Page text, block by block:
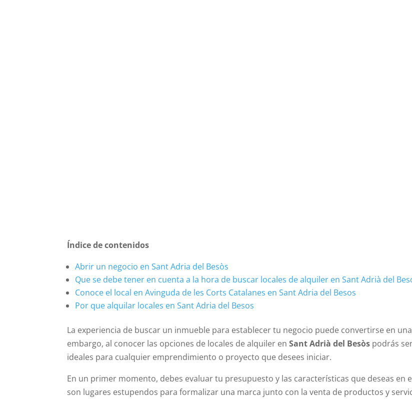
Índice de contenidos
Abrir un negocio en Sant Adria del Besòs
Que se debe tener en cuenta a la hora de buscar locales de alquiler en Sant Adrià del
Conoce el local en Avinguda de les Corts Catalanes en Sant Adria del Besos
Por que alquilar locales en Sant Adria del Besos
La experiencia de buscar un inmueble para establecer tu negocio puede convertirse en
embargo, al conocer las opciones de locales de alquiler enSant Adrià del Besòs podrás
ideales para cualquier emprendimiento o proyecto que desees iniciar.
En un primer momento, debes evaluar tu presupuesto y las características que deseas en
son lugares estupendos para formalizar una marca junto con la venta de productos y